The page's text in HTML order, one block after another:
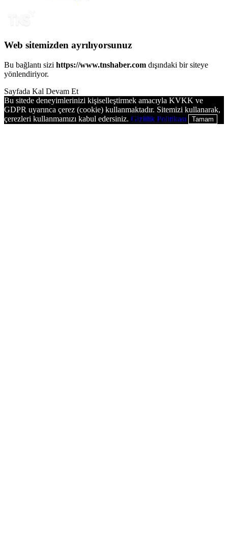
Web sitemizden ayrılıyorsunuz
Bu bağlantı sizi https://www.tnshaber.com dışındaki bir siteye
yönlendiriyor.
Sayfada Kal Devam Et
Bu sitede deneyimlerinizi kişiselleştirmek amacıyla KVKK ve
GDPR uyarınca çerez (cookie) kullanmaktadır. Sitemizi kullanarak,
çerezleri kullanmamızı kabul edersiniz. Gizlilik Politikası Tamam